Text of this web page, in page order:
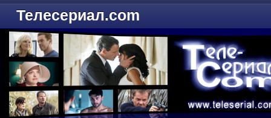
Телесериал.com